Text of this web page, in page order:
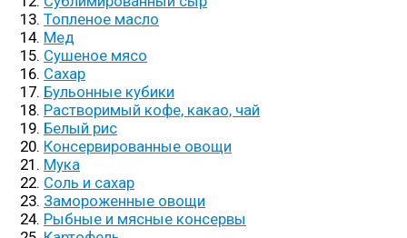
Топленое масло
Мед
Сушеное мясо
Сахар
Бульонные кубики
Растворимый кофе, какао, чай
Белый рис
Консервированные овощи
Мука
Соль и сахар
Замороженные овощи
Рыбные и мясные консервы